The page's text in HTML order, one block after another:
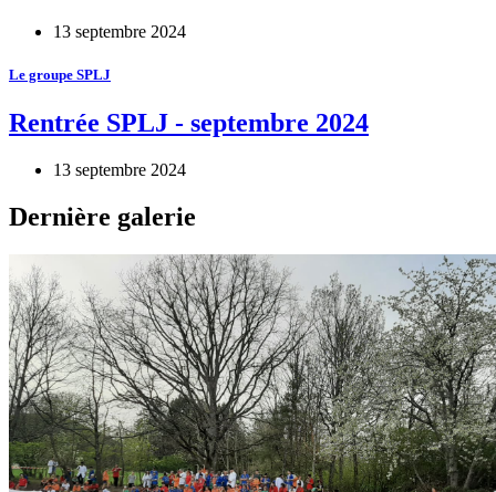
13 septembre 2024
Le groupe SPLJ
Rentrée SPLJ - septembre 2024
13 septembre 2024
Dernière galerie